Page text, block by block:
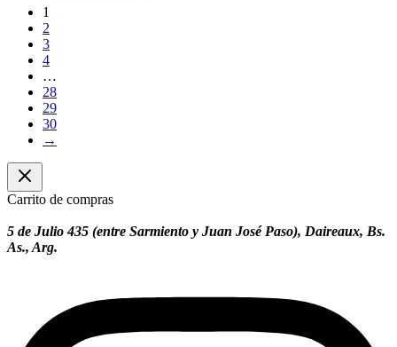
1
2
3
4
…
28
29
30
→
Carrito de compras
5 de Julio 435 (entre Sarmiento y Juan José Paso), Daireaux, Bs.
As., Arg.